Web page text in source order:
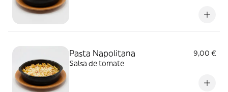
Pasta Napolitana
9,00 €
Salsa de tomate